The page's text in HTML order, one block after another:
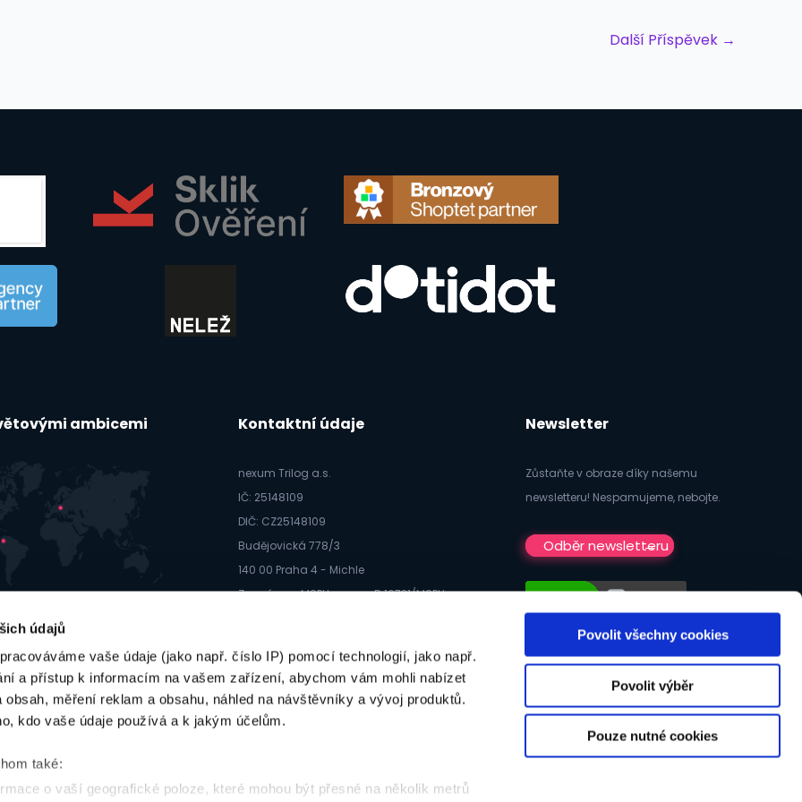
údajů
vaše údaje (jako např. číslo IP) pomocí technologií, jako např.
a přístup k informacím na vašem zařízení, abychom vám mohli nabízet
obsah, měření reklam a obsahu, náhled na návštěvníky a vývoj produktů.
kdo vaše údaje používá a k jakým účelům.
také:
o vaší geografické poloze, které mohou být přesné na několik metrů
Povolit všechny cookies
Povolit výběr
Pouze nutné cookies
Další Příspěvek →
ambicemi Kontaktní údaje
nexum Trilog a.s.
IČ: 25148109
DIČ: CZ25148109
Budějovická 778/3
140 00 Praha 4 - Michle
Zapsáno u MSPH; sp. zn.: B 16731/MSPH
Newsletter
Zůstaňte v obraze díky našemu
newsletteru! Nespamujeme, nebojte.
Odběr newsletteru